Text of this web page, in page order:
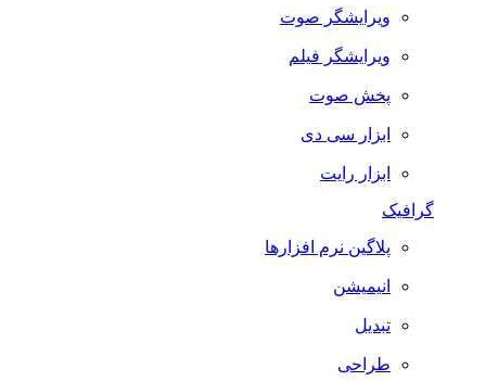
ویرایشگر صوت
ویرایشگر فیلم
پخش صوت
ابزار سی دی
ابزار رایت
گرافیک
پلاگین نرم افزارها
انیمیشن
تبدیل
طراحی